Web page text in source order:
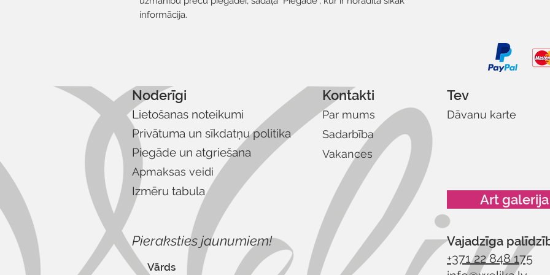
informācija.
Noderīgi
Lietošanas noteikumi
Privātuma un sīkdatņu politika
Piegāde un atgriešana
Apmaksas veidi
Izmēru tabula
Kontakti
Par mums
Sadarbība
Vakances
Pieraksties jaunumiem!
Tev
Dāvanu karte
Art galerija
Vajadzīga
+371 22 848 175